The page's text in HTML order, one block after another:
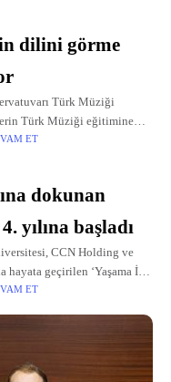
dilini görme
Türk Müziği
Türk Müziği eğitimine
ET
dokunan
yılına başladı
CCN Holding ve
hayata geçirilen ‘Yaşama İlk
ET